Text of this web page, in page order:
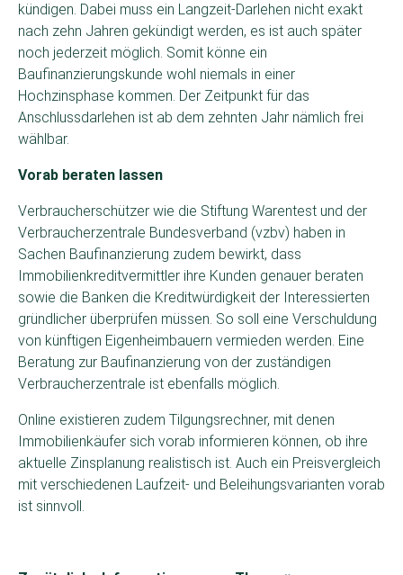
kündigen. Dabei muss ein Langzeit-Darlehen nicht exakt
nach zehn Jahren gekündigt werden, es ist auch später
noch jederzeit möglich. Somit könne ein
Baufinanzierungskunde wohl niemals in einer
Hochzinsphase kommen. Der Zeitpunkt für das
Anschlussdarlehen ist ab dem zehnten Jahr nämlich frei
wählbar.
Vorab beraten lassen
Verbraucherschützer wie die Stiftung Warentest und der
Verbraucherzentrale Bundesverband (vzbv) haben in
Sachen Baufinanzierung zudem bewirkt, dass
Immobilienkreditvermittler ihre Kunden genauer beraten
sowie die Banken die Kreditwürdigkeit der Interessierten
gründlicher überprüfen müssen. So soll eine Verschuldung
von künftigen Eigenheimbauern vermieden werden. Eine
Beratung zur Baufinanzierung von der zuständigen
Verbraucherzentrale ist ebenfalls möglich.
Online existieren zudem Tilgungsrechner, mit denen
Immobilienkäufer sich vorab informieren können, ob ihre
aktuelle Zinsplanung realistisch ist. Auch ein Preisvergleich
mit verschiedenen Laufzeit- und Beleihungsvarianten vorab
ist sinnvoll.